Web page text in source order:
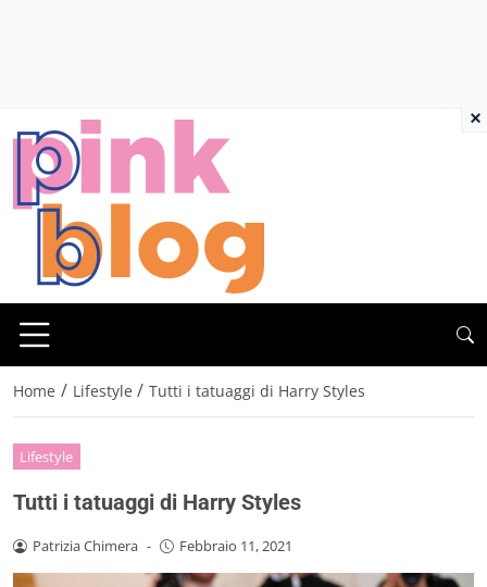
Home / Lifestyle / Tutti i tatuaggi di Harry Styles
Lifestyle
Tutti i tatuaggi di Harry Styles
Patrizia Chimera - Febbraio 11, 2021
×